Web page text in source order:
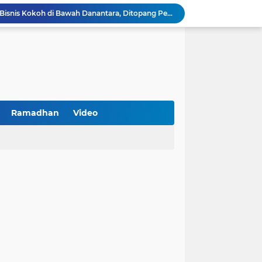
BNI Catat Fundamental Bisnis Kokoh di Bawah Danantara, Ditopang Pertumbuhan Kredit dan Kualitas Aset
Jakarta Raih Digital Excellence Awards 2026
Kemerdekaan
Ramadhan Video